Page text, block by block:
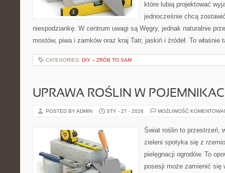
które lubią projektować
jednocześnie chcą
niespodziankę. W centrum uwagi są Węgry, jednak naturalnie
mostów, piwa i zamków oraz kraj Tatr, jaskiń i źródeł. To
CATEGORIES: DIY – ZRÓB TO SAM
UPRAWA ROŚLIN W
POSTED BY ADMIN STY - 27 - 2026 MOŻLIWOŚĆ
Świat roślin to przestrzeń,
zieleni spotyka się z
pielęgnacji ogrodów. To
posesji może zamienić się